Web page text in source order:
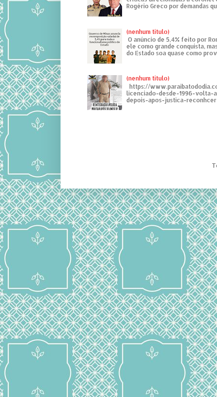
Rogério Greco por demandas
(nenhum título)
O anúncio de 5,4% feito por
ele como grande conquista,
do Estado soa quase como
(nenhum título)
https://
licenciado-desde-1996-volta-
depois-apos-justica-